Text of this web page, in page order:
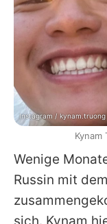
Wenige
Russin mit
Instagram / kynam.truong
Kynam